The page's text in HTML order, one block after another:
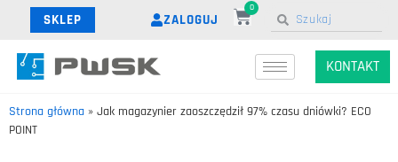
SKLEP ZALOGUJ
0
KONTAKT
Strona główna » Jak magazynier zaoszczędził 97% czasu dniówki? ECO
POINT